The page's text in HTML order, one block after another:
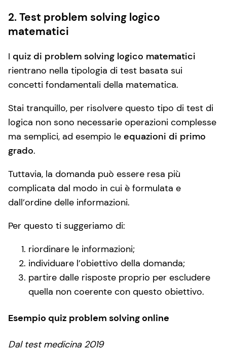
2. Test problem solving logico
matematici
I quiz di problem solving logico matematici
rientrano nella tipologia di test basata sui
concetti fondamentali della matematica.
Stai tranquillo, per risolvere questo tipo di test di
logica non sono necessarie operazioni complesse
ma semplici, ad esempio le equazioni di primo
grado.
Tuttavia, la domanda può essere resa più
complicata dal modo in cui è formulata e
dall’ordine delle informazioni.
Per questo ti suggeriamo di:
riordinare le informazioni;
individuare l’obiettivo della domanda;
partire dalle risposte proprio per escludere
quella non coerente con questo obiettivo.
Esempio quiz problem solving online
Dal test medicina 2019